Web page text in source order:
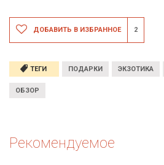
ДОБАВИТЬ В ИЗБРАННОЕ 2
ТЕГИ ПОДАРКИ ЭКЗОТИКА
ОБЗОР
Рекомендуемое